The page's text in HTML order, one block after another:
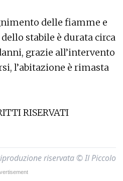
delle fiamme e
stabile è durata circa
grazie all’intervento
l’abitazione è rimasta
RISERVATI
riservata © Il Piccolo